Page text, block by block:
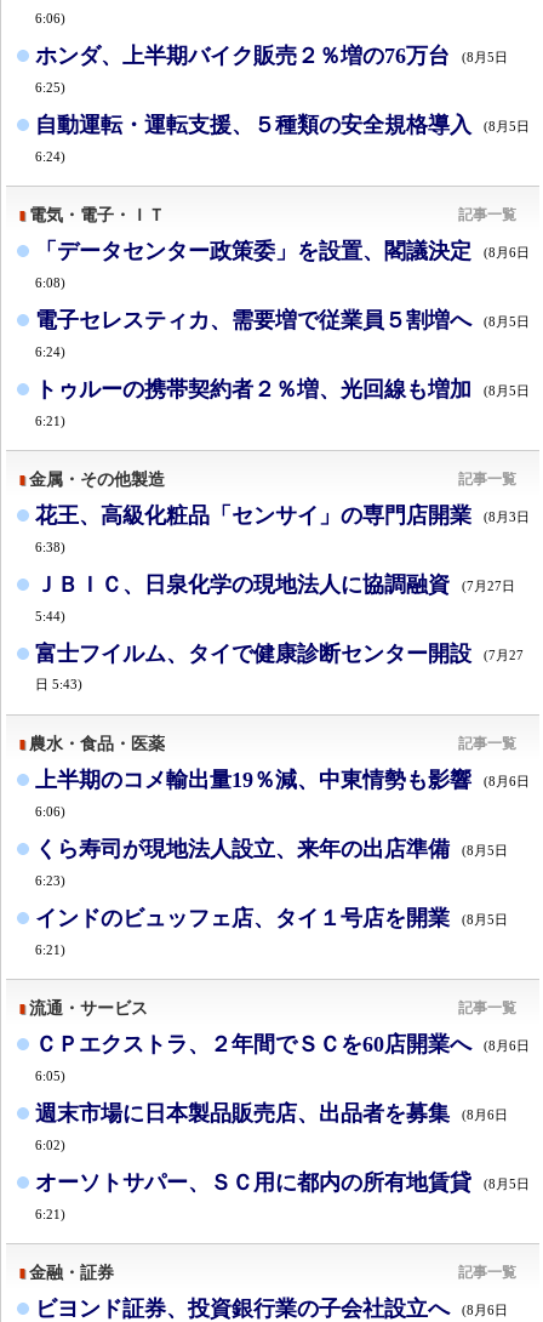
6:06)
ホンダ、上半期バイク販売２％増の76万台 (8月5日
6:25)
自動運転・運転支援、５種類の安全規格導入 (8月5日
6:24)
電気・電子・ＩＴ 記事一覧
「データセンター政策委」を設置、閣議決定 (8月6日
6:08)
電子セレスティカ、需要増で従業員５割増へ (8月5日
6:24)
トゥルーの携帯契約者２％増、光回線も増加 (8月5日
6:21)
金属・その他製造 記事一覧
花王、高級化粧品「センサイ」の専門店開業 (8月3日
6:38)
ＪＢＩＣ、日泉化学の現地法人に協調融資 (7月27日
5:44)
富士フイルム、タイで健康診断センター開設
(7月27
日 5:43)
農水・食品・医薬 記事一覧
上半期のコメ輸出量19％減、中東情勢も影響 (8月6日
6:06)
くら寿司が現地法人設立、来年の出店準備 (8月5日
6:23)
インドのビュッフェ店、タイ１号店を開業 (8月5日
6:21)
流通・サービス 記事一覧
ＣＰエクストラ、２年間でＳＣを60店開業へ (8月6日
6:05)
週末市場に日本製品販売店、出品者を募集 (8月6日
6:02)
オーソトサパー、ＳＣ用に都内の所有地賃貸 (8月5日
6:21)
金融・証券 記事一覧
ビヨンド証券、投資銀行業の子会社設立へ (8月6日